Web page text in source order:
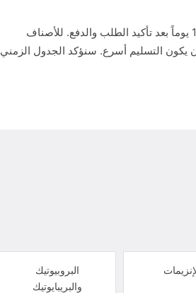
وقت التسليم القياسي هو 7–15 يوماً بعد تأكيد الطلب والدفع. للأصناف
يكون التسليم أسرع. سنؤكد الجدول الزمني
البروبيوتيك
والبريبايوتيك